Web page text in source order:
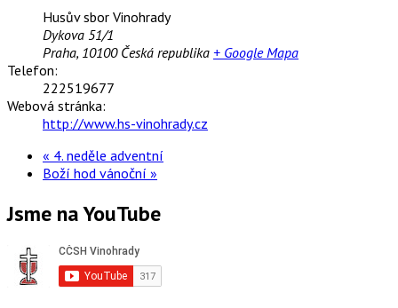
Husův sbor Vinohrady
Dykova 51/1
Praha, 10100 Česká republika + Google Mapa
Telefon:
222519677
Webová stránka:
http://www.hs-vinohrady.cz
« 4. neděle adventní
Boží hod vánoční »
Jsme na YouTube